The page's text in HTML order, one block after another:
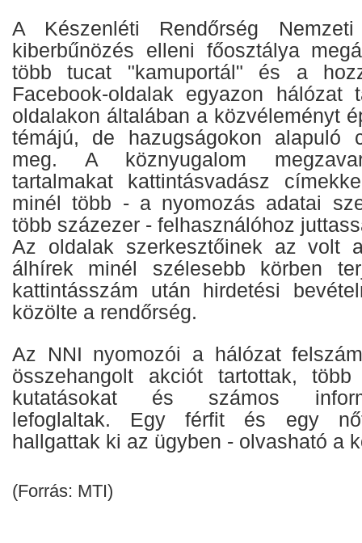
A Készenléti Rendőrség
kiberbűnözés elleni főosztálya
több tucat "kamuportál" és a
Facebook-oldalak egyazon hálózat
oldalakon általában a közvéleményt
témájú, de hazugságokon alapuló
meg. A köznyugalom
tartalmakat kattintásvadász
minél több - a nyomozás adatai
több százezer - felhasználóhoz
Az oldalak szerkesztőinek az volt
álhírek minél szélesebb körben
kattintásszám után hirdetési
közölte a rendőrség.
Az NNI nyomozói a hálózat
összehangolt akciót tartottak,
kutatásokat és számos
lefoglaltak. Egy férfit és egy nőt
hallgattak ki az ügyben - olvasható a
(Forrás: MTI)